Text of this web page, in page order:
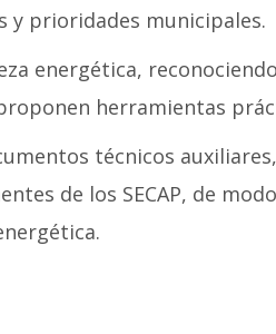
y prioridades municipales.
energética,
herramientas
técnicos
de los SECAP, de